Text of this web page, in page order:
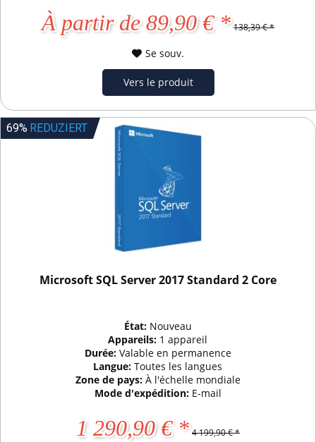
À partir de 89,90 € * 138,39 € *
Se souv.
Vers le produit
69% REDUZIERT
Microsoft SQL Server 2017 Standard 2 Core
État: Nouveau
Appareils: 1 appareil
Durée: Valable en permanence
Langue:Toutes les langues
Zone de pays: À l'échelle mondiale
Mode d'expédition: E-mail
1 290,90 € * 4 199,90 € *